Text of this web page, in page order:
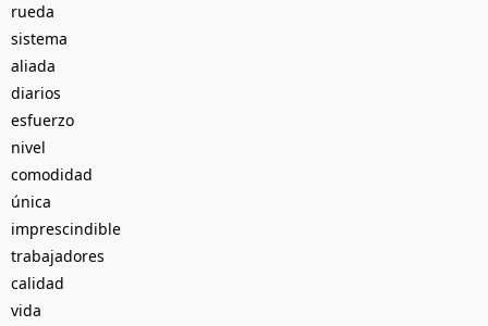
rueda
sistema
aliada
diarios
esfuerzo
nivel
comodidad
única
imprescindible
trabajadores
calidad
vida